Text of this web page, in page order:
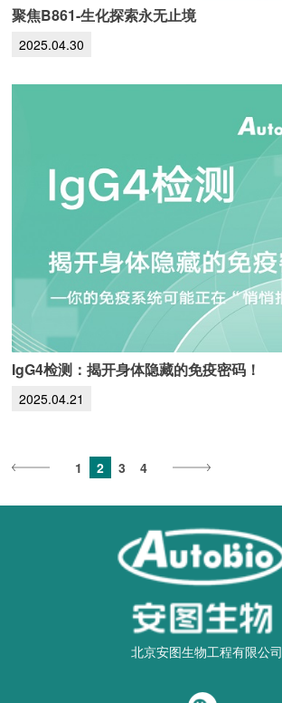
聚焦B861-生化探索永无止境
2025.04.30
IgG4检测：揭开身体隐藏的免疫密码！
2025.04.21
1 2 3 4
北京安图生物工程有限公司